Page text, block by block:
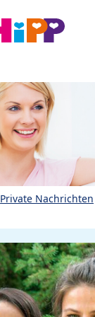
Private Nachrichten